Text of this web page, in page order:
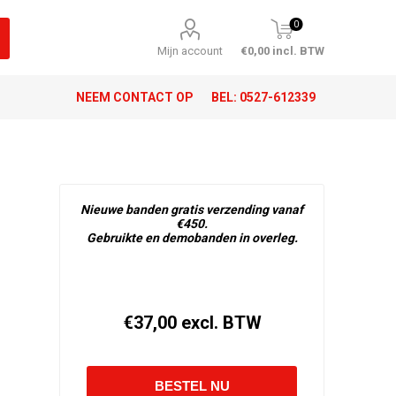
Mijn account
0
€0,00 incl. BTW
NEEM CONTACT OP BEL: 0527-612339
Nieuwe banden gratis verzending vanaf
€450.
Gebruikte en demobanden in overleg.
€37,00 excl. BTW